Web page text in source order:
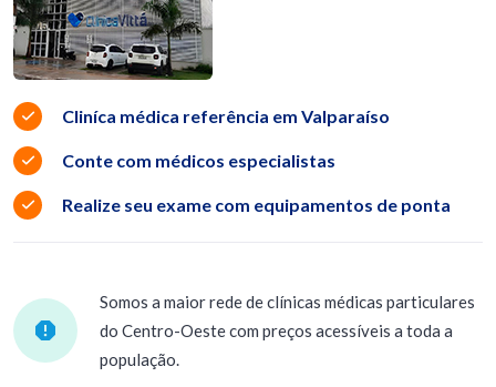
Cliníca médica referência em Valparaíso
Conte com médicos especialistas
Realize seu exame com equipamentos de ponta
Somos a maior rede de clínicas médicas particulares
do Centro-Oeste com preços acessíveis a toda a
população.